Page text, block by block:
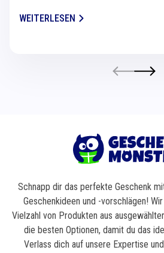
WEITERLESEN
Schnapp dir das perfekte Geschenk
Geschenkideen und -vorschlägen!
Vielzahl von Produkten aus
die besten Optionen, damit du das
Verlass dich auf unsere Expertise